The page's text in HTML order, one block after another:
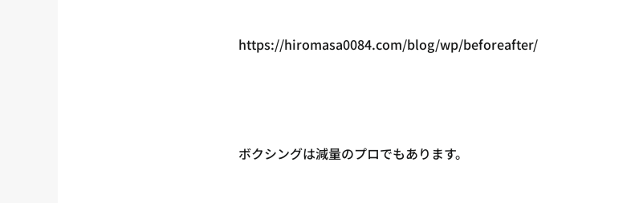
https://hiromasa0084.com/blog/wp/beforeafter/
ボクシングは減量のプロでもあります。